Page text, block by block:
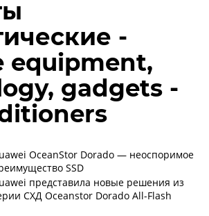
-
equipment,
gadgets -
OceanStor Dorado — неоспоримое
SSD
представила новые решения из
СХД Oceanstor Dorado All-Flash